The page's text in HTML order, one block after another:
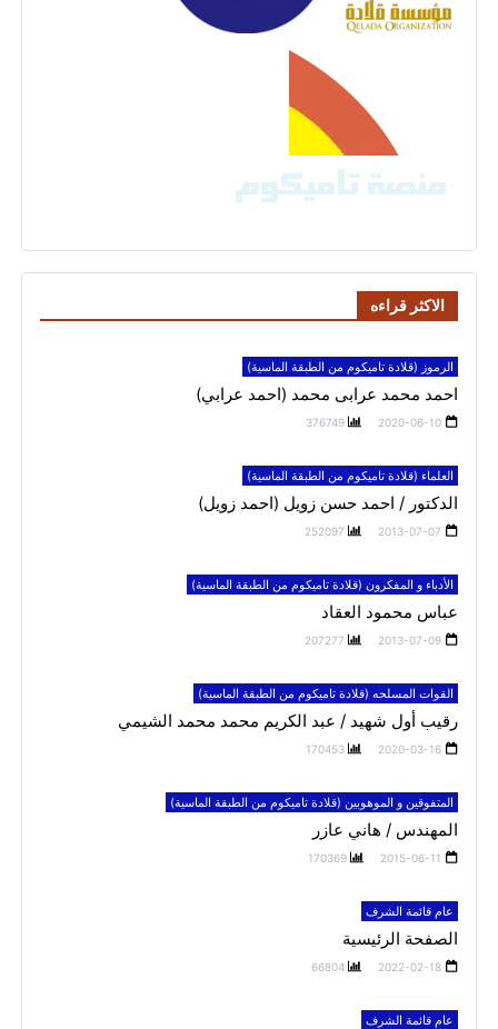
الاكثر قراءه
الرموز (قلادة تاميكوم من الطبقة الماسية)
احمد محمد عرابى محمد (احمد عرابي)
2020-06-10
376749
العلماء (قلادة تاميكوم من الطبقة الماسية)
الدكتور / احمد حسن زويل (احمد زويل)
2013-07-07
252097
الأدباء و المفكرون (قلادة تاميكوم من الطبقة الماسية)
عباس محمود العقاد
2013-07-09
207277
القوات المسلحه (قلادة تاميكوم من الطبقة الماسية)
رقيب أول شهيد / عبد الكريم محمد محمد الشيمي
2020-03-16
170453
المتفوقين و الموهوبين (قلادة تاميكوم من الطبقة الماسية)
المهندس / هاني عازر
2015-06-11
170369
عام قائمة الشرف
الصفحة الرئيسية
2022-02-18
66804
عام قائمة الشرف